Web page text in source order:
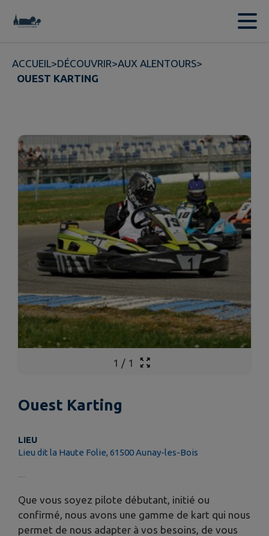
Contenu
ACCUEIL>DÉCOUVRIR>AUX ALENTOURS>
OUEST KARTING
1 / 1
Ouest Karting
LIEU
Lieu dit la Haute Folie, 61500 Aunay-les-Bois
Que vous soyez pilote débutant, initié ou
confirmé, nous avons une gamme de kart qui nous
permet de nous adapter à vos besoins, de vous